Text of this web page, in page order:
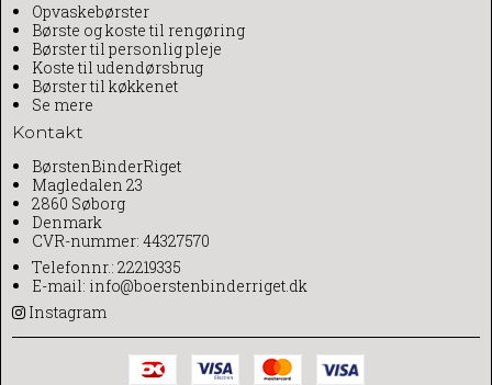
Opvaskebørster
Børste og koste til rengøring
Børster til personlig pleje
Koste til udendørsbrug
Børster til køkkenet
Se mere
Kontakt
BørstenBinderRiget
Magledalen 23
2860 Søborg
Denmark
CVR-nummer: 44327570
Telefonnr.: 22219335
E-mail: info@boerstenbinderriget.dk
Instagram